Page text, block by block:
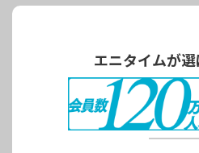
エニタイムが